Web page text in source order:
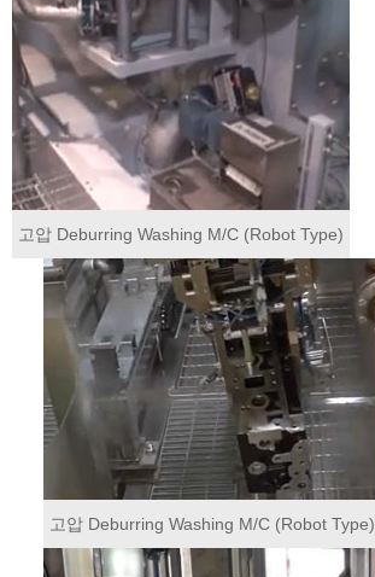
고압 Deburring Washing M/C (Robot Type)
고압 Deburring Washing M/C (Robot Type)